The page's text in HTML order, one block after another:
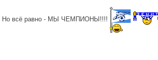
Но всё равно - МЫ ЧЕМПИОНЫ!!!!